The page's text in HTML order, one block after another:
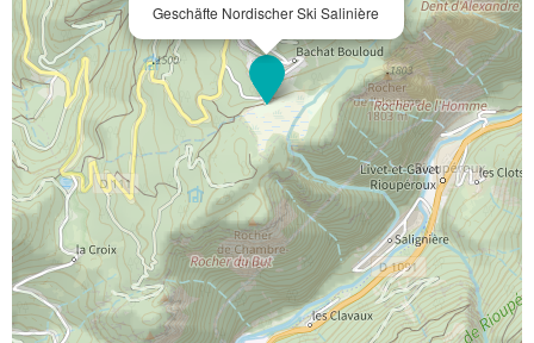
Geschäfte Nordischer Ski Salinière